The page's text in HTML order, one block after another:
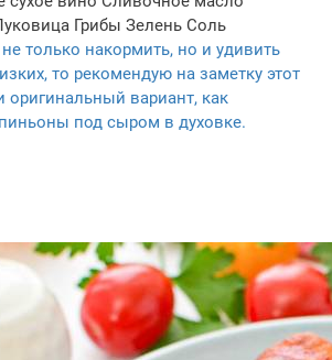
Грибы Зелень Соль
только накормить, но и удивить
то рекомендую на заметку этот
оригинальный вариант, как
под сыром в духовке.